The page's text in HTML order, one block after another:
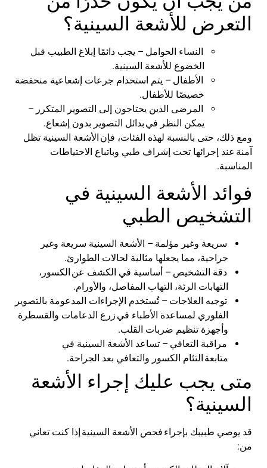
التعرض للأشعة السينية؟
النساء الحوامل – يجب دائمًا إبلاغ الطبيب قبل
الخضوع للأشعة السينية.
الأطفال – يتم استخدام جرعات إشعاعية منخفضة
خصيصًا للأطفال.
المرضى الذين يحتاجون إلى التصوير المتكرر –
يمكن النظر في بدائل التصوير بدون إشعاع.
ومع ذلك، حتى بالنسبة لهذه الفئات، فإن الأشعة السينية تظل
آمنة عند إجرائها تحت إشراف طبي وباتباع الاحتياطات
المناسبة.
فوائد الأشعة السينية في
التشخيص الطبي
سريعة وغير مؤلمة – الأشعة السينية سريعة وغير
جراحية، مما يجعلها مثالية لحالات الطوارئ.
دقة التشخيص – أساسية في الكشف عن الكسور،
التهابات الرئة، التهاب المفاصل، والأورام.
توجيه العلاجات –تُستخدم الإجراءات المدعومة بالتصوير
الفلوري لمساعدة الأطباء في زرع الدعامات والقسطرة
وأجهزة تنظيم ضربات القلب.
مراقبة التعافي – تساعد الأشعة السينية في
متابعة التئام الكسور والتعافي بعد الجراحة.
متى يجب عليك إجراء الأشعة
السينية؟
قد يوصي طبيبك بإجراء فحص الأشعة السينية إذا كنت تعاني
من: